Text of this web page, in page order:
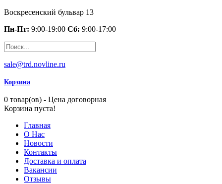
Воскресенский бульвар 13
Пн-Пт: 9:00-19:00 Сб: 9:00-17:00
sale@trd.novline.ru
Корзина
0 товар(ов) - Цена договорная
Корзина пуста!
Главная
О Нас
Новости
Контакты
Доставка и оплата
Вакансии
Отзывы